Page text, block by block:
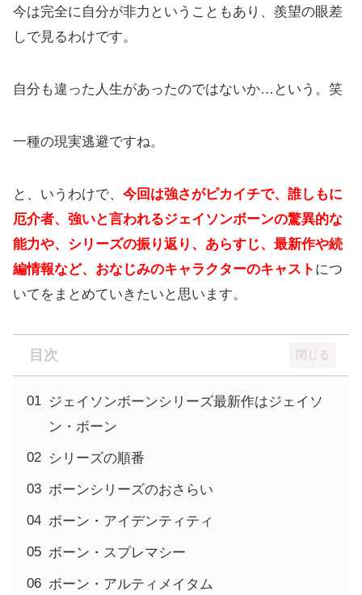
今は完全に自分が非力ということもあり、羨望の眼差
しで見るわけです。
自分も違った人生があったのではないか…という。笑
一種の現実逃避ですね。
と、いうわけで、 今回は強さがピカイチで、誰しもに
厄介者、強いと言われるジェイソンボーンの驚異的な
能力や、シリーズの振り返り、あらすじ、最新作や続
編情報など、おなじみのキャラクターのキャスト につ
いてをまとめていきたいと思います。
目次
ジェイソンボーンシリーズ最新作はジェイソ
ン・ボーン
シリーズの順番
ボーンシリーズのおさらい
ボーン・アイデンティティ
ボーン・スプレマシー
ボーン・アルティメイタム